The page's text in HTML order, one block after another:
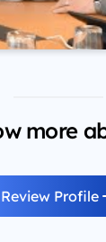
more
Review Profile